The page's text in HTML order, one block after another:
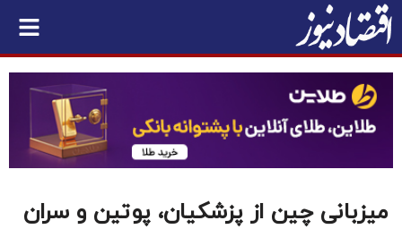
میزبانی چین از پزشکیان، پوتین و سران